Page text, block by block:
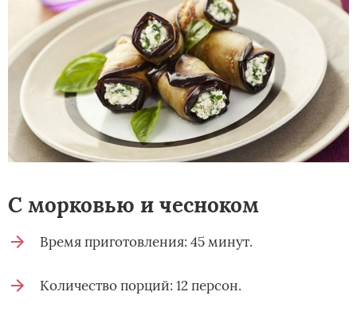
С морковью и чесноком
Время приготовления: 45 минут.
Количество порций: 12 персон.